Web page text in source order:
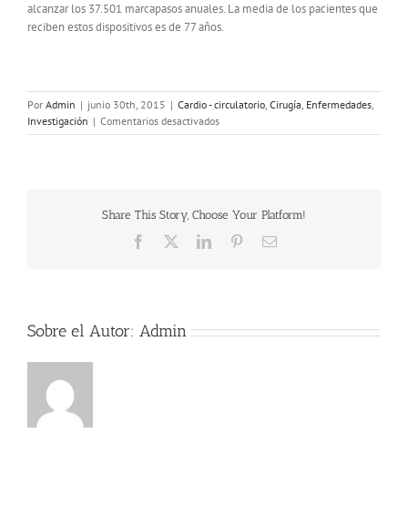
alcanzar los 37.501 marcapasos anuales. La media de los pacientes que
reciben estos dispositivos es de 77 años.
Por Admin | junio 30th, 2015 | Cardio - circulatorio, Cirugía, Enfermedades,
Investigación | Comentarios desactivadosen
Tras
hospitales
españoles
comienzan
sin
Share This Story, Choose Your Platform!
Facebook LinkedInPinterestCorreo
Sobre el Autor: Admin